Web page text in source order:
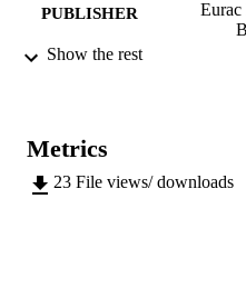
PUBLISHER
Eurac
IDENTIFIERS
Show the rest
Metrics
23 File views/ downloads